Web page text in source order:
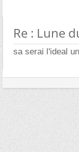
Re : Lune
sa serai l'ideal